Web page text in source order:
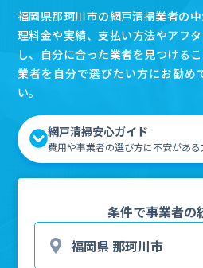
福岡県那珂川市の網戸清掃業者の
理料金や実績、支払い方法やアフ
し、自分に合った業者を見つける
業者を自分で選びたい方にお勧め
い。
網戸清掃安心ガイド
費用や事業者の選び方に不安がある
条件で事業者の